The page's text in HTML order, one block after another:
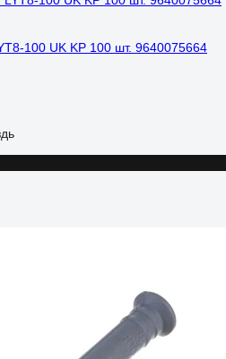
100 UK KP 100 шт. 9640075664